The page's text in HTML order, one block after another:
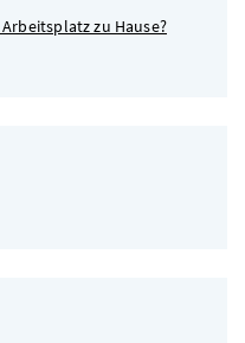
zu Hause?